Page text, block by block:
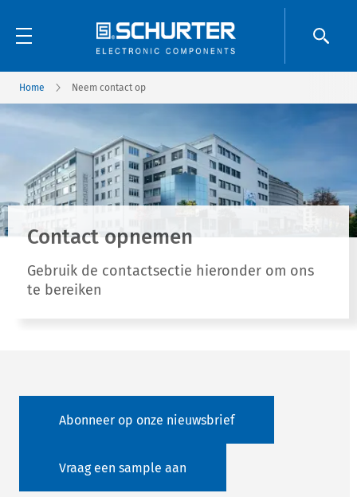
Home Neem contact op
Contact opnemen
Gebruik de contactsectie hieronder om ons
te bereiken
Abonneer op onze nieuwsbrief
Vraag een sample aan